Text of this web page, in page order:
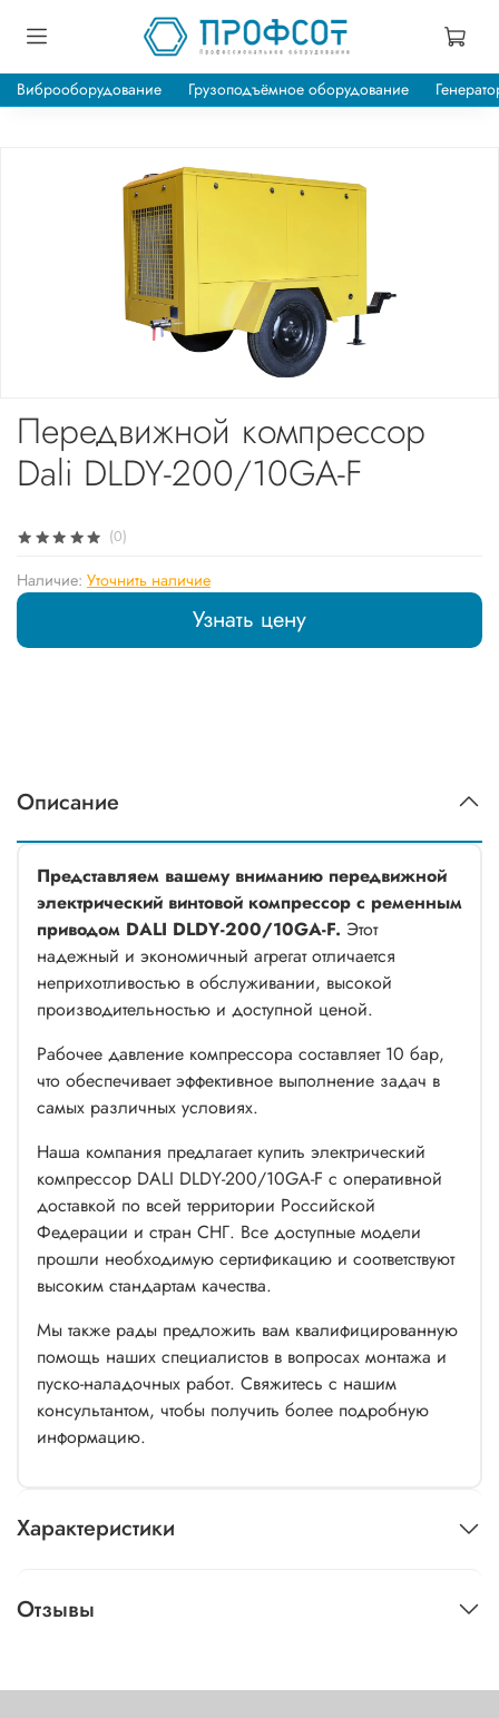
Виброоборудование Грузоподъёмное оборудование
(0)
Наличие: Уточнить наличие
Передвижной компрессор
Dali DLDY-200/10GA-F
Узнать цену
Описание
Представляем вашему вниманию передвижной
электрический винтовой компрессор с ременным
приводом DALI DLDY-200/10GA-F. Этот
надежный и экономичный агрегат отличается
неприхотливостью в обслуживании, высокой
производительностью и доступной ценой.
Рабочее давление компрессора составляет 10 бар,
что обеспечивает эффективное выполнение задач в
самых различных условиях.
Наша компания предлагает купить электрический
компрессор DALI DLDY-200/10GA-F с оперативной
доставкой по всей территории Российской
Федерации и стран СНГ. Все доступные модели
прошли необходимую сертификацию и соответствуют
высоким стандартам качества.
Мы также рады предложить вам квалифицированную
помощь наших специалистов в вопросах монтажа и
пуско-наладочных работ. Свяжитесь с нашим
консультантом, чтобы получить более подробную
информацию.
Характеристики
Отзывы